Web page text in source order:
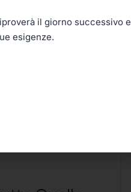
ti contatterà
mezz’ora per una
Se non dovesse
il giorno successivo
esigenze.